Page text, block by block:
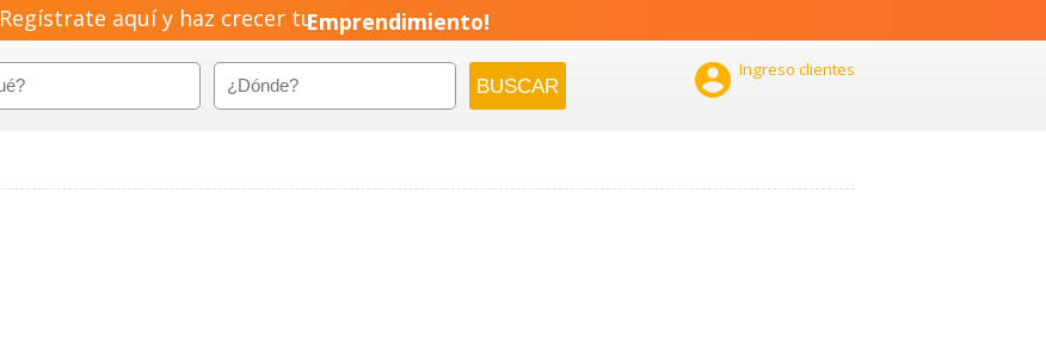
Regístrate aquí y haz crecer tuEmprendimiento!
 Ingreso clientes